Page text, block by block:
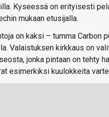
Kyseessä on erityisesti
mukaan etusijalla.
on kaksi – tumma Carbon
Valaistuksen kirkkaus on
jonka pintaan on tehty
esimerkiksi kuulokkeita